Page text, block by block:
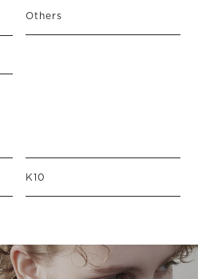
Others
K10